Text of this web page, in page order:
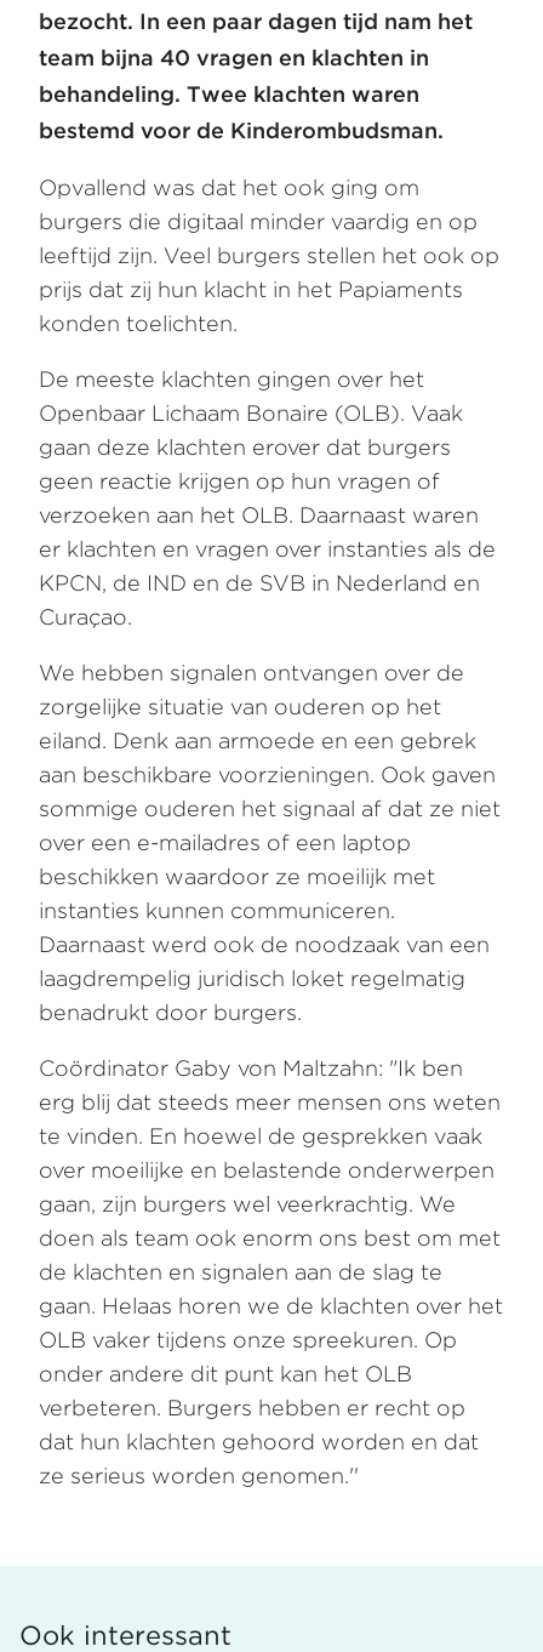
bezocht. In een paar dagen tijd nam het
team bijna 40 vragen en klachten in
behandeling. Twee klachten waren
bestemd voor de Kinderombudsman.
Opvallend was dat het ook ging om
burgers die digitaal minder vaardig en op
leeftijd zijn. Veel burgers stellen het ook op
prijs dat zij hun klacht in het Papiaments
konden toelichten.
De meeste klachten gingen over het
Openbaar Lichaam Bonaire (OLB). Vaak
gaan deze klachten erover dat burgers
geen reactie krijgen op hun vragen of
verzoeken aan het OLB. Daarnaast waren
er klachten en vragen over instanties als de
KPCN, de IND en de SVB in Nederland en
Curaçao.
We hebben signalen ontvangen over de
zorgelijke situatie van ouderen op het
eiland. Denk aan armoede en een gebrek
aan beschikbare voorzieningen. Ook gaven
sommige ouderen het signaal af dat ze niet
over een e-mailadres of een laptop
beschikken waardoor ze moeilijk met
instanties kunnen communiceren.
Daarnaast werd ook de noodzaak van een
laagdrempelig juridisch loket regelmatig
benadrukt door burgers.
Coördinator Gaby von Maltzahn: "Ik ben
erg blij dat steeds meer mensen ons weten
te vinden. En hoewel de gesprekken vaak
over moeilijke en belastende onderwerpen
gaan, zijn burgers wel veerkrachtig. We
doen als team ook enorm ons best om met
de klachten en signalen aan de slag te
gaan. Helaas horen we de klachten over het
OLB vaker tijdens onze spreekuren. Op
onder andere dit punt kan het OLB
verbeteren. Burgers hebben er recht op
dat hun klachten gehoord worden en dat
ze serieus worden genomen.''
Ook interessant